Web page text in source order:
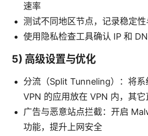
速率
测试不同地区节点，记录稳定
使用隐私检查工具确认 IP 和
5) 高级设置与优化
分流（Split Tunneling）：将系
VPN 的应用放在 VPN 内，其它
广告与恶意站点拦截：开启
功能，提升上网安全